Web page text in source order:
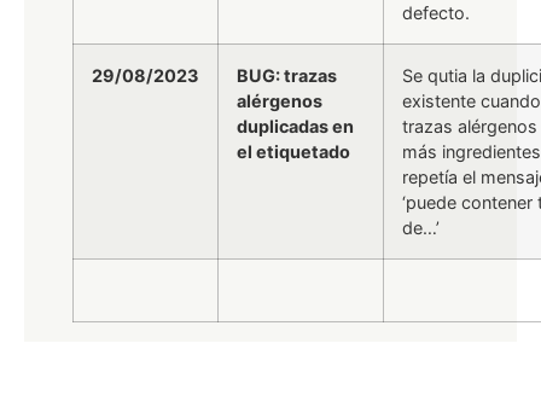
defecto.
29/08/2023
BUG: trazas
alérgenos
duplicadas en
el etiquetado
Se qutia la
existente
trazas
más
repetía el
‘puede contener
de…’